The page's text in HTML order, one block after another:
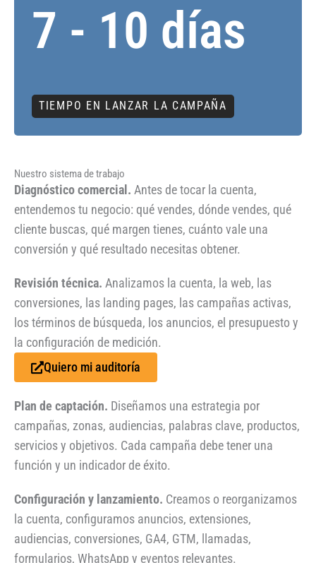
7 - 10 días
TIEMPO EN LANZAR LA CAMPAÑA
Nuestro sistema de trabajo
Diagnóstico comercial. Antes de tocar la cuenta,
entendemos tu negocio: qué vendes, dónde vendes, qué
cliente buscas, qué margen tienes, cuánto vale una
conversión y qué resultado necesitas obtener.
Revisión técnica. Analizamos la cuenta, la web, las
conversiones, las landing pages, las campañas activas,
los términos de búsqueda, los anuncios, el presupuesto y
la configuración de medición.
Quiero mi auditoría
Plan de captación. Diseñamos una estrategia por
campañas, zonas, audiencias, palabras clave, productos,
servicios y objetivos. Cada campaña debe tener una
función y un indicador de éxito.
Configuración y lanzamiento. Creamos o reorganizamos
la cuenta, configuramos anuncios, extensiones,
audiencias, conversiones, GA4, GTM, llamadas,
formularios, WhatsApp y eventos relevantes.